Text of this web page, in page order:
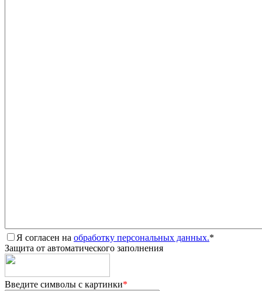
Я согласен на обработку персональных данных.*
Защита от автоматического заполнения
Введите символы с картинки*